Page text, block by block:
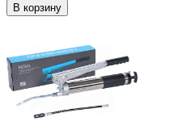
В корзину